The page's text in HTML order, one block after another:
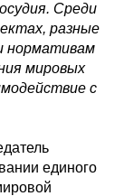
Среди
разные
нормативам
мировых
с
единого